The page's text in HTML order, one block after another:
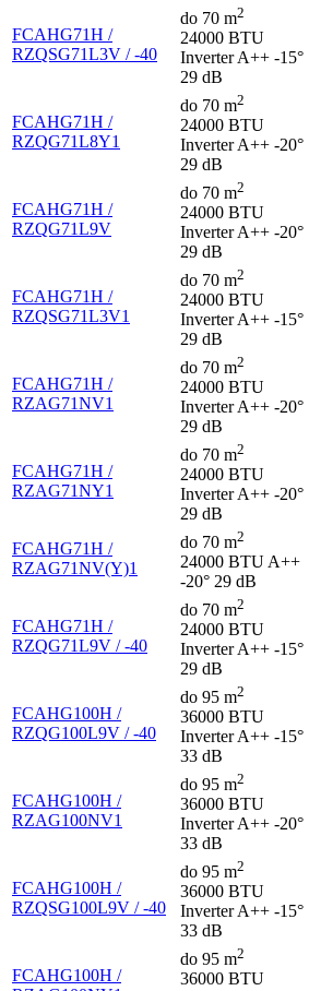
FCAHG71H /
RZQSG71L3V / -40
do 70 m2
24000 BTU
Inverter A++ -15°
29 dB
FCAHG71H /
RZQG71L8Y1
do 70 m2
24000 BTU
Inverter A++ -20°
29 dB
FCAHG71H /
RZQG71L9V
do 70 m2
24000 BTU
Inverter A++ -20°
29 dB
FCAHG71H /
RZQSG71L3V1
do 70 m2
24000 BTU
Inverter A++ -15°
29 dB
FCAHG71H /
RZAG71NV1
do 70 m2
24000 BTU
Inverter A++ -20°
29 dB
FCAHG71H /
RZAG71NY1
do 70 m2
24000 BTU
Inverter A++ -20°
29 dB
FCAHG71H /
RZAG71NV(Y)1
do 70 m2
24000 BTU A++
-20° 29 dB
FCAHG71H /
RZQG71L9V / -40
do 70 m2
24000 BTU
Inverter A++ -15°
29 dB
FCAHG100H /
RZQG100L9V / -40
do 95 m2
36000 BTU
Inverter A++ -15°
33 dB
FCAHG100H /
RZAG100NV1
do 95 m2
36000 BTU
Inverter A++ -20°
33 dB
FCAHG100H /
RZQSG100L9V / -40
do 95 m2
36000 BTU
Inverter A++ -15°
33 dB
FCAHG100H /
do 95 m2
36000 BTU